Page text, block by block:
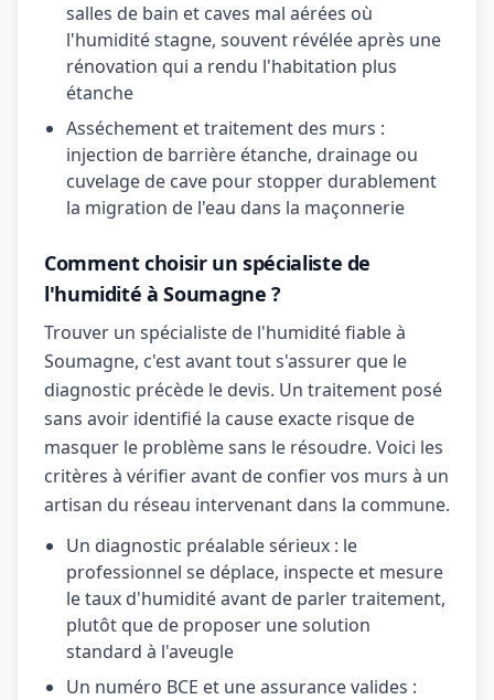
salles de bain et caves mal aérées où
l'humidité stagne, souvent révélée après une
rénovation qui a rendu l'habitation plus
étanche
Asséchement et traitement des murs :
injection de barrière étanche, drainage ou
cuvelage de cave pour stopper durablement
la migration de l'eau dans la maçonnerie
Comment choisir un spécialiste de
l'humidité à Soumagne ?
Trouver un spécialiste de l'humidité fiable à
Soumagne, c'est avant tout s'assurer que le
diagnostic précède le devis. Un traitement posé
sans avoir identifié la cause exacte risque de
masquer le problème sans le résoudre. Voici les
critères à vérifier avant de confier vos murs à un
artisan du réseau intervenant dans la commune.
Un diagnostic préalable sérieux : le
professionnel se déplace, inspecte et mesure
le taux d'humidité avant de parler traitement,
plutôt que de proposer une solution
standard à l'aveugle
Un numéro BCE et une assurance valides :